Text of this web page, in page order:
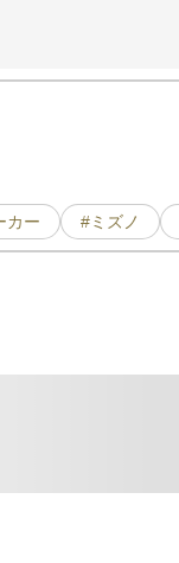
カー #ミズノ